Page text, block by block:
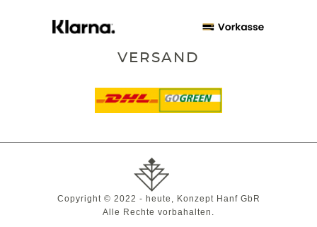
VERSAND
Copyright © 2022 - heute, Konzept Hanf GbR
Alle Rechte vorbahalten.